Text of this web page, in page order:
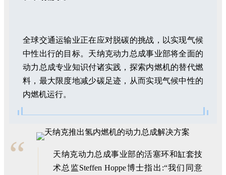
全球交通运输业正在应对脱碳的挑战，以实现气候
中性出行的目标。天纳克动力总成事业部将全面的
动力总成专业知识付诸实践，探索内燃机的替代燃
料，最大限度地减少碳足迹，从而实现气候中性的
内燃机运行。
“
天纳克动力总成事业部的活塞环和缸套技
术总监Steffen Hoppe博士指出:“我们同意